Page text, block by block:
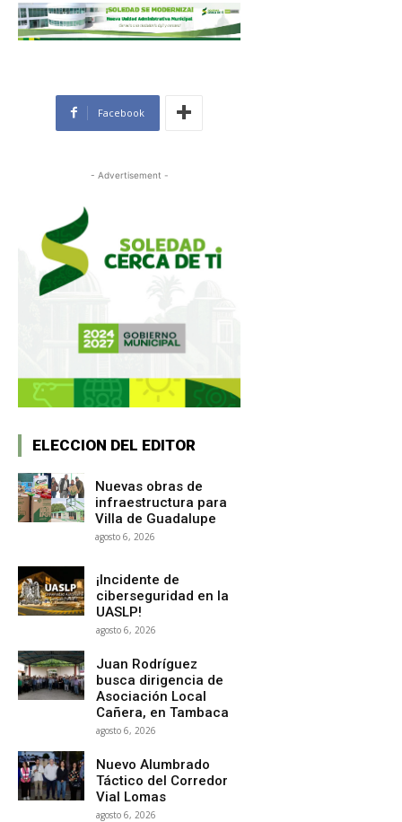
Facebook
- Advertisement -
ELECCION DEL EDITOR
Nuevas obras de
infraestructura para
Villa de Guadalupe
agosto 6, 2026
¡Incidente de
ciberseguridad en la
UASLP!
agosto 6, 2026
Juan Rodríguez
busca dirigencia de
Asociación Local
Cañera, en Tambaca
agosto 6, 2026
Nuevo Alumbrado
Táctico del Corredor
Vial Lomas
agosto 6, 2026